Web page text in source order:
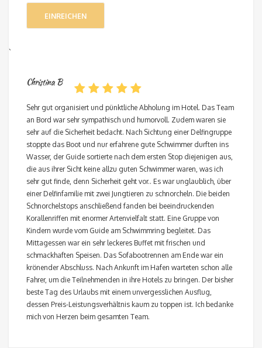
`
Christina B
Sehr gut organisiert und pünktliche Abholung im Hotel. Das Team
an Bord war sehr sympathisch und humorvoll. Zudem waren sie
sehr auf die Sicherheit bedacht. Nach Sichtung einer Delfingruppe
stoppte das Boot und nur erfahrene gute Schwimmer durften ins
Wasser, der Guide sortierte nach dem ersten Stop diejenigen aus,
die aus ihrer Sicht keine allzu guten Schwimmer waren, was ich
sehr gut finde, denn Sicherheit geht vor.. Es war unglaublich, über
einer Delfinfamilie mit zwei Jungtieren zu schnorcheln. Die beiden
Schnorchelstops anschließend fanden bei beeindruckenden
Korallenriffen mit enormer Artenvielfalt statt. Eine Gruppe von
Kindern wurde vom Guide am Schwimmring begleitet. Das
Mittagessen war ein sehr leckeres Buffet mit frischen und
schmackhaften Speisen. Das Sofabootrennen am Ende war ein
krönender Abschluss. Nach Ankunft im Hafen warteten schon alle
Fahrer, um die Teilnehmenden in ihre Hotels zu bringen. Der bisher
beste Tag des Urlaubs mit einem unvergesslichen Ausflug,
dessen Preis-Leistungsverhältnis kaum zu toppen ist. Ich bedanke
mich von Herzen beim gesamten Team.